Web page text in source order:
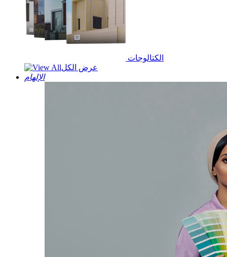
الكتالوجات
عرض الكل
الإلهام